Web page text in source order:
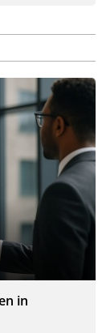
in